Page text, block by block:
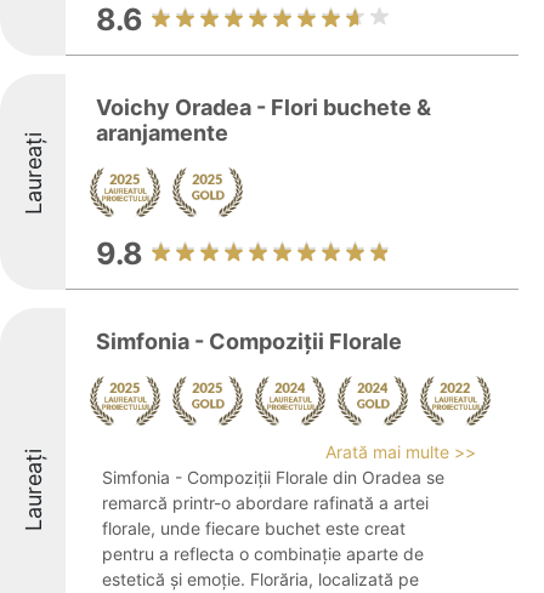
8.6
Laureați
Voichy Oradea - Flori buchete &
aranjamente
9.8
Laureați
Simfonia - Compoziții Florale
Arată mai multe >>
Simfonia - Compoziții Florale din Oradea se
remarcă printr-o abordare rafinată a artei
florale, unde fiecare buchet este creat
pentru a reflecta o combinație aparte de
estetică și emoție. Florăria, localizată pe